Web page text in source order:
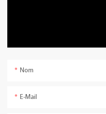
Nom
E-Mail